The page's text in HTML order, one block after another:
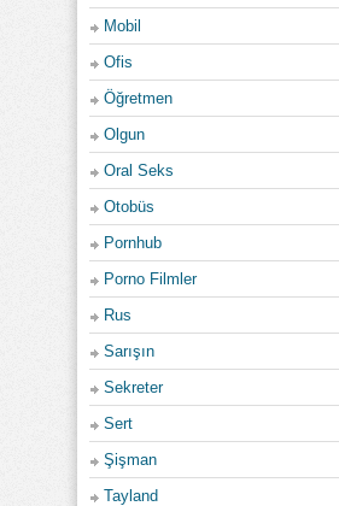
Mobil
Ofis
Öğretmen
Olgun
Oral Seks
Otobüs
Pornhub
Porno Filmler
Rus
Sarışın
Sekreter
Sert
Şişman
Tayland